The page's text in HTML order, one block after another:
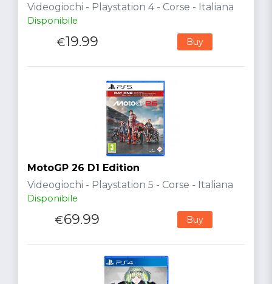
Videogiochi - Playstation 4 - Corse - Italiana
Disponibile
€19.99 Buy
MotoGP 26 D1 Edition
Videogiochi - Playstation 5 - Corse - Italiana
Disponibile
€69.99 Buy